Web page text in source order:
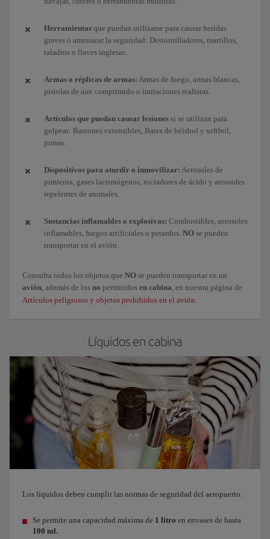
Herramientas que puedan utilizarse para causar heridas
graves o amenazar la seguridad: Destornilladores, martillos,
taladros o llaves inglesas.
Armas o réplicas de armas: Armas de fuego, armas blancas,
pistolas de aire comprimido o imitaciones realistas.
Artículos que puedan causar lesiones si se utilizan para
golpear: Bastones extensibles, Bates de béisbol y softbol,
porras.
Dispositivos para aturdir o inmovilizar: Aerosoles de
pimienta, gases lacrimógenos, rociadores de ácido y aerosoles
repelentes de animales.
Sustancias inflamables o explosivas: Combustibles, aerosoles
inflamables, fuegos artificiales o petardos. NO se pueden
transportar en el avión.
Consulta todos los objetos que NO se pueden transportar en un
avión, además de los no permitidos en cabina, en nuestra página de
Artículos peligrosos y objetos prohibidos en el avión.
Líquidos en cabina
Los líquidos deben cumplir las normas de seguridad del aeropuerto:
Se permite una capacidad máxima de 1 litro en envases de hasta
100 ml.